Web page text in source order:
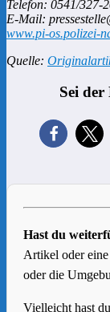
Telefon: 0541/327-
E-Mail:
www.pi-os.polizei-
Quelle:
Sei der
Hast du
Artikel oder eine
oder die
Vielleicht hast